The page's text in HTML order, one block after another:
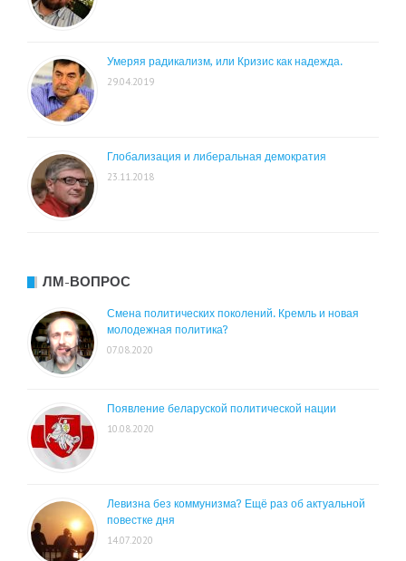
Умеряя радикализм, или Кризис как надежда.
29.04.2019
Глобализация и либеральная демократия
23.11.2018
ЛМ-ВОПРОС
Смена политических поколений. Кремль и новая
молодежная политика?
07.08.2020
Появление беларуской политической нации
10.08.2020
Левизна без коммунизма? Ещё раз об актуальной
повестке дня
14.07.2020